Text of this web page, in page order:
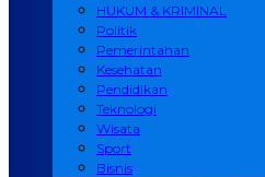
HUKUM & KRIMINAL
Politik
Pemerintahan
Kesehatan
Pendidikan
Teknologi
Wisata
Sport
Bisnis